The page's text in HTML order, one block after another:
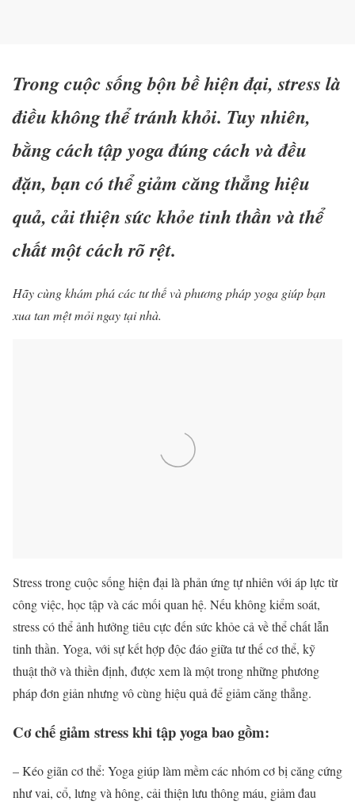
Trong cuộc sống bộn bề hiện đại, stress là
điều không thể tránh khỏi. Tuy nhiên,
bằng cách tập yoga đúng cách và đều
đặn, bạn có thể giảm căng thẳng hiệu
quả, cải thiện sức khỏe tinh thần và thể
chất một cách rõ rệt.
Hãy cùng khám phá các tư thế và phương pháp yoga giúp bạn
xua tan mệt mỏi ngay tại nhà.
Stress trong cuộc sống hiện đại là phản ứng tự nhiên với áp lực từ
công việc, học tập và các mối quan hệ. Nếu không kiểm soát,
stress có thể ảnh hưởng tiêu cực đến sức khỏe cả về thể chất lẫn
tinh thần. Yoga, với sự kết hợp độc đáo giữa tư thế cơ thể, kỹ
thuật thở và thiền định, được xem là một trong những phương
pháp đơn giản nhưng vô cùng hiệu quả để giảm căng thẳng.
Cơ chế giảm stress khi tập yoga bao gồm:
– Kéo giãn cơ thể: Yoga giúp làm mềm các nhóm cơ bị căng cứng
như vai, cổ, lưng và hông, cải thiện lưu thông máu, giảm đau